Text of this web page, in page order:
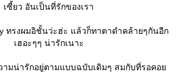
เซี้ยว อันเป็นที่รักของเรา
ทรงผมอิชั้นว่ะฮ่ะ แล้วก็ทาตาดำคล้ายๆกันอีก
เฮอะๆๆ น่ารักเนาะ
ามน่ารักอยู่ตามแบบฉบับเดิมๆ สมกับที่รอคอย